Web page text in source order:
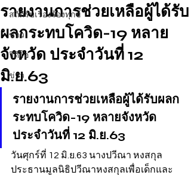
สถิติรับเรื่องร้องทุกข์
ข่าว
วิดีโอ
ข่าว
รายงานการช่วยเหลือผู้ได้รับ
ผลกระทบโควิด-19 หลาย
จังหวัด ประจำวันที่ 12
มิ.ย.63
รายงานการช่วยเหลือผู้ได้รับผลก
ระทบโควิด-19 หลายจังหวัด
ประจำวันที่ 12 มิ.ย.63
วันศุกร์ที่ 12 มิ.ย.63 นางปวีณา หงสกุล
ประธานมูลนิธิปวีณาหงสกุลเพื่อเด็กและ